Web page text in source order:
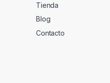
Tienda
Blog
Contacto